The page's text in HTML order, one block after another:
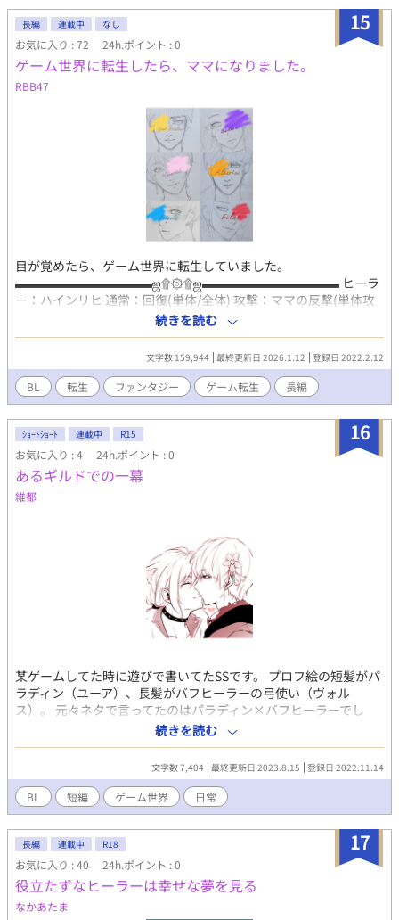
15
長編 連載中 なし
お気に入り : 72 24h.ポイント : 0
ゲーム世界に転生したら、ママになりました。
RBB47
目が覚めたら、ゲーム世界に転生していました。
▬▬▬▬▬▬▬▬▬▬▬ஜ۩۞۩ஜ▬▬▬▬▬▬▬▬▬▬▬ ヒーラ
ー：ハインリヒ 通常：回復(単体/全体) 攻撃：ママの反撃(単体攻
撃) 奥義：ママのお守り(防御力up) スキル：ママのおっぱい
▬▬▬▬▬▬▬▬▬▬▬ஜ۩۞۩ஜ▬▬▬▬▬▬▬▬▬▬▬ えっ…
ママ……？！ 僕、男ですけど？！ ハインリヒを仲間に入れてくれ
たのは、イケメン勢揃いの平均Lv90の最強パーティー！ 「ママが
何がなんでも守ります！！！」 どうやら、このゲーム世界では
〝前世〟が関係しているみたいで…？ 【*印→性描写あります、
苦手な人は見ないでね！】 ♡┈┈主より
┈┈♡┈┈┈♡┈┈┈┈♡ ⚠️数ヶ月放置もザラにある不定期更新
です💦 出し物程度に見て頂ければ幸いです(白目) 読んでくれたち
みが幸せならOKです！ ❗️万が一、誤字脱字等がありましたら、
後々直すのでそっとしておいて下さい ネーミングセンスゴミクズ
です、助けて！！
続きを読む
文字数 159,944 最終更新日 2026.1.12 登録日 2022.2.12
BL 転生 ファンタジー ゲーム転生 長編
16
ｼｮｰﾄｼｮｰﾄ 連載中 R15
お気に入り : 4 24h.ポイント : 0
あるギルドでの一幕
維都
某ゲームしてた時に遊びで書いてたSSです。 プロフ絵の短髪がパ
ラディン（ユーア）、長髪がバフヒーラーの弓使い（ヴォル
ス）。 元々ネタで言ってたのはパラディン×バフヒーラーでし
た。 が、弓使い氏の中の人がリバって言い張るのでリバになりま
した……その時に書いたのが【逆転されました】でした。笑 久し
ぶりに読み返したらまた小ネタ書きたくなったので、たまに書き
散らし予定
続きを読む
文字数 7,404 最終更新日 2023.8.15 登録日 2022.11.14
BL 短編 ゲーム世界 日常
17
長編 連載中 R18
お気に入り : 40 24h.ポイント : 0
役立たずなヒーラーは幸せな夢を見る
なかあたま